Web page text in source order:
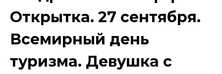
Открытка. 27 сентября.
Всемирный день
туризма. Девушка с